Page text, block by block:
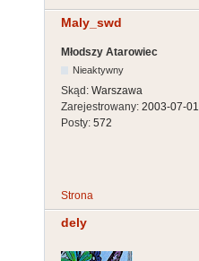
Maly_swd
Młodszy Atarowiec
Nieaktywny
Skąd: Warszawa
Zarejestrowany: 2003-07-01
Posty: 572
Strona
dely